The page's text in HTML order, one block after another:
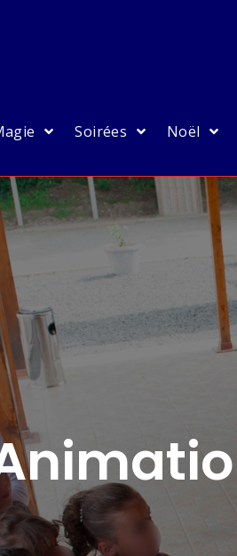
Soirées Noël